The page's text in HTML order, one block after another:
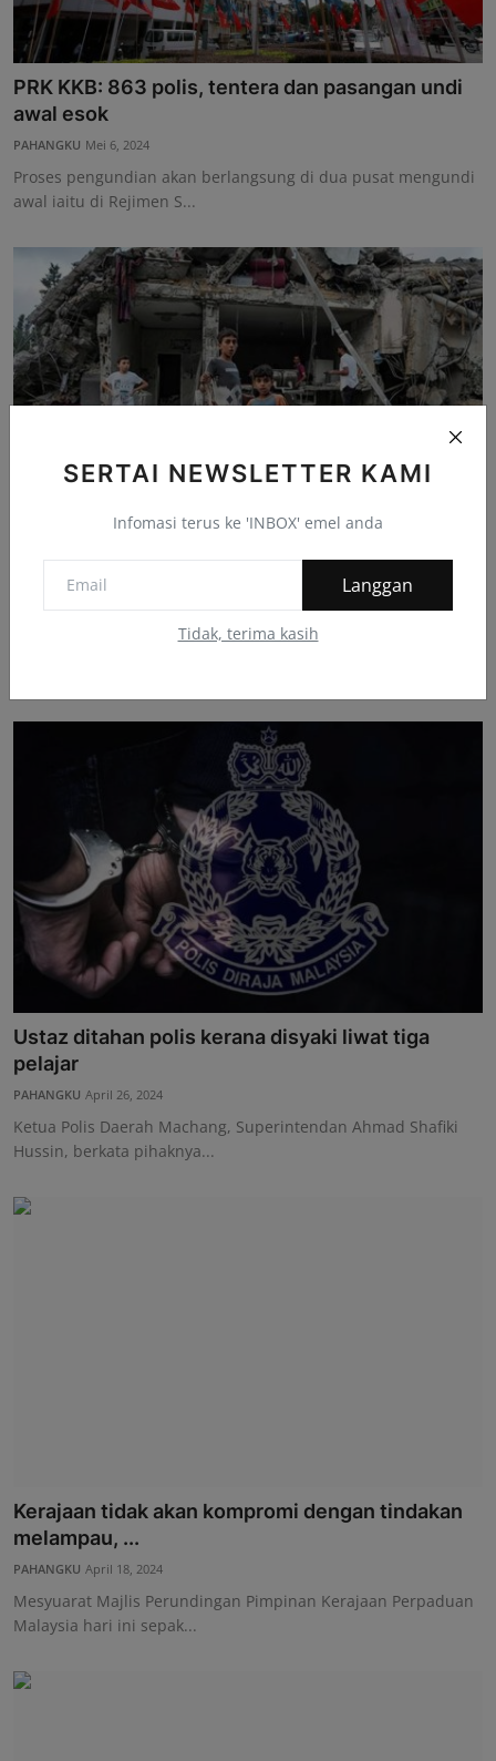
SERTAI NEWSLETTER KAMI
Infomasi terus ke 'INBOX' emel anda
Langgan
Tidak, terima kasih
PRK KKB: 863 polis, tentera dan pasangan undi
awal esok
PAHANGKU Mei 6, 2024
Proses pengundian akan berlangsung di dua pusat mengundi
awal iaitu di Rejimen S...
Pembinaan semula Gaza ambil masa berdekad
lamanya
Ustaz ditahan polis kerana disyaki liwat tiga
pelajar
PAHANGKU April 26, 2024
Ketua Polis Daerah Machang, Superintendan Ahmad Shafiki
Hussin, berkata pihaknya...
Kerajaan tidak akan kompromi dengan tindakan
melampau, ...
PAHANGKU April 18, 2024
Mesyuarat Majlis Perundingan Pimpinan Kerajaan Perpaduan
Malaysia hari ini sepak...